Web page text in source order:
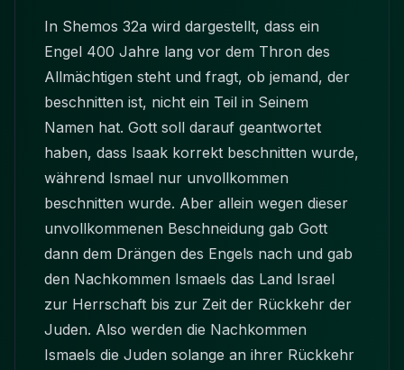
In Shemos 32a wird dargestellt, dass ein
Engel 400 Jahre lang vor dem Thron des
Allmächtigen steht und fragt, ob jemand, der
beschnitten ist, nicht ein Teil in Seinem
Namen hat. Gott soll darauf geantwortet
haben, dass Isaak korrekt beschnitten wurde,
während Ismael nur unvollkommen
beschnitten wurde. Aber allein wegen dieser
unvollkommenen Beschneidung gab Gott
dann dem Drängen des Engels nach und gab
den Nachkommen Ismaels das Land Israel
zur Herrschaft bis zur Zeit der Rückkehr der
Juden. Also werden die Nachkommen
Ismaels die Juden solange an ihrer Rückkehr